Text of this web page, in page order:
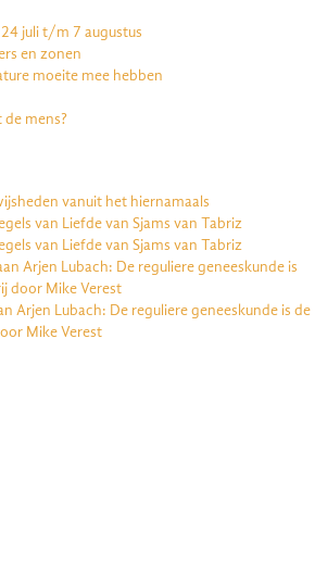
juli t/m 7 augustus
en zonen
moeite mee hebben
mens?
vanuit het hiernamaals
van Liefde van Sjams van Tabriz
van Liefde van Sjams van Tabriz
Arjen Lubach: De reguliere geneeskunde is
door Mike Verest
Arjen Lubach: De reguliere geneeskunde is de
Mike Verest